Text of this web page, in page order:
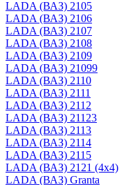
LADA (ВАЗ) 2105
LADA (ВАЗ) 2106
LADA (ВАЗ) 2107
LADA (ВАЗ) 2108
LADA (ВАЗ) 2109
LADA (ВАЗ) 21099
LADA (ВАЗ) 2110
LADA (ВАЗ) 2111
LADA (ВАЗ) 2112
LADA (ВАЗ) 21123
LADA (ВАЗ) 2113
LADA (ВАЗ) 2114
LADA (ВАЗ) 2115
LADA (ВАЗ) 2121 (4x4)
LADA (ВАЗ) Granta